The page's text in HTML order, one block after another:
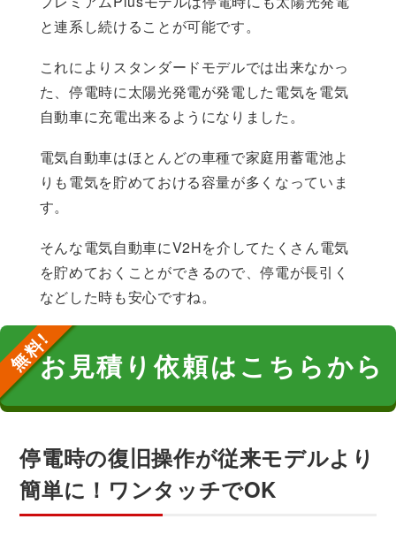
と連系し続けることが可能です。
これによりスタンダードモデルでは出来なかっ
た、停電時に太陽光発電が発電した電気を電気
自動車に充電出来るようになりました。
電気自動車はほとんどの車種で家庭用蓄電池よ
りも電気を貯めておける容量が多くなっていま
す。
そんな電気自動車にV2Hを介してたくさん電気
を貯めておくことができるので、停電が長引く
などした時も安心ですね。
お見積り依頼はこちらから
停電時の復旧操作が従来モデルより
簡単に！ワンタッチでOK